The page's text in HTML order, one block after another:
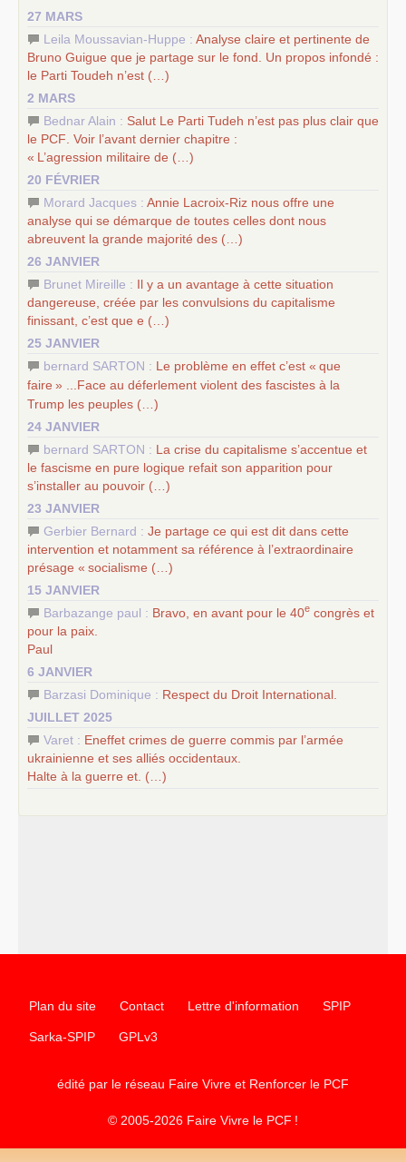
d’Europe
–lescinq chantiers pour contribuer au débat sur le projet
communiste
27 MARS
Leila Moussavian-Huppe : Analyse claire et pertinente de
Bruno Guigue que je partage sur le fond. Un propos infondé :
le Parti Toudeh n’est (…)
2 MARS
Bednar Alain : Salut Le Parti Tudeh n’est pas plus clair que
le PCF . Voir l’avant dernier chapitre :
« L’agression militaire de (…)
20 FÉVRIER
Morard Jacques : Annie Lacroix-Riz nous offre une
analyse qui se démarque de toutes celles dont nous
abreuvent la grande majorité des (…)
26 JANVIER
Brunet Mireille : Il y a un avantage à cette situation
dangereuse, créée par les convulsions du capitalisme
finissant, c’est que e (…)
25 JANVIER
bernard SARTON : Le problème en effet c’est « que
faire » ...Face au déferlement violent des fascistes à la
Trump les peuples (…)
24 JANVIER
bernard SARTON : La crise du capitalisme s’accentue et
le fascisme en pure logique refait son apparition pour
s’installer au pouvoir (…)
23 JANVIER
Gerbier Bernard : Je partage ce qui est dit dans cette
intervention et notamment sa référence à l’extraordinaire
présage « socialisme (…)
15 JANVIER
Barbazange paul : Bravo, en avant pour le 40e congrès et
pour la paix.
Paul
6 JANVIER
Barzasi Dominique : Respect du Droit International.
JUILLET 2025
Varet : Eneffet crimes de guerre commis par l’armée
ukrainienne et ses alliés occidentaux.
Halte à la guerre et. (…)
Plan du site Contact Lettre d'information SPIP
Sarka-SPIP GPLv3
édité par le réseau Faire Vivre et Renforcer le PCF
© 2005-2026 Faire Vivre le PCF !